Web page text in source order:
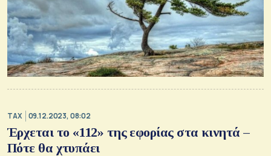
TAX 09.12.2023, 08:02
Έρχεται το «112» της εφορίας στα κινητά –
Πότε θα χτυπάει